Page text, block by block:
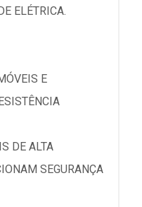
ELÉTRICA.
E
DE ALTA
SEGURANÇA